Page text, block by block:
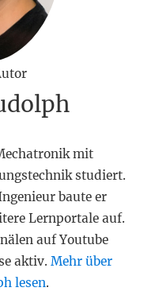
mit
studiert.
baute er
Lernportale auf.
auf Youtube
aktiv. Mehr über
lesen.